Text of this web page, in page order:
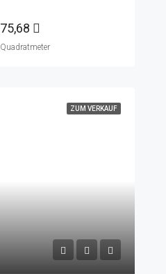
75,68
Quadratmeter
ZUM VERKAUF